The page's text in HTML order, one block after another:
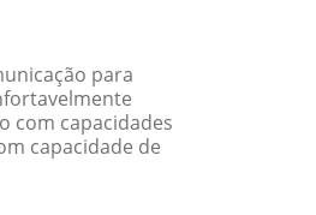
para
com capacidades
capacidade de